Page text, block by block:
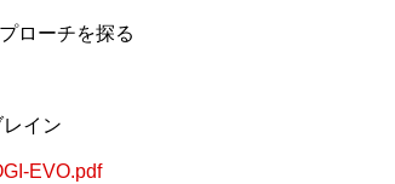
ローチを探る
イン
EVO.pdf